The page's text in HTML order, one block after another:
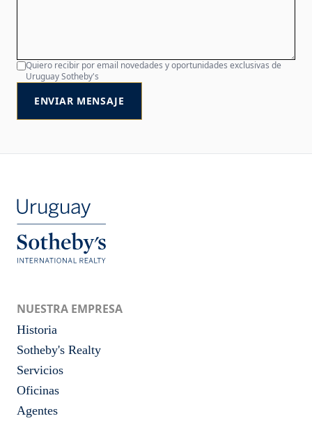
Quiero recibir por email novedades y oportunidades exclusivas de
Uruguay Sotheby's
ENVIAR MENSAJE
NUESTRA EMPRESA
Historia
Sotheby's Realty
Servicios
Oficinas
Agentes